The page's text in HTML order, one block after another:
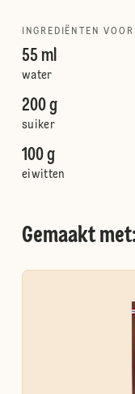
INGREDIËNTEN
55 ml
water
200 g
suiker
100 g
eiwitten
Gemaakt